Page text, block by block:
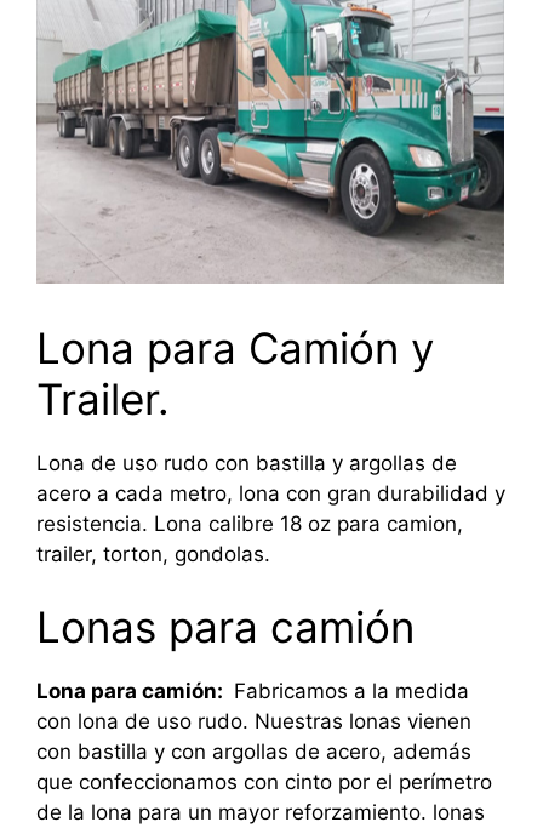
Lona para Camión y
Trailer.
Lona de uso rudo con bastilla y argollas de
acero a cada metro, lona con gran durabilidad y
resistencia. Lona calibre 18 oz para camion,
trailer, torton, gondolas.
Lonas para camión
Lona para camión: Fabricamos a la medida
con lona de uso rudo. Nuestras lonas vienen
con bastilla y con argollas de acero, además
que confeccionamos con cinto por el perímetro
de la lona para un mayor reforzamiento. lonas